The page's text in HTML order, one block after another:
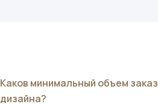
Каков минимальный объем
дизайна?